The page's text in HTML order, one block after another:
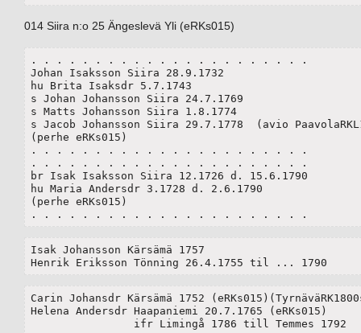
014 Siira n:o 25 Ängeslevä Yli (eRKs015)
. . . . . . . . . . . . . . . . . . . . . .
Johan Isaksson Siira 28.9.1732
hu Brita Isaksdr 5.7.1743
s Johan Johansson Siira 24.7.1769
s Matts Johansson Siira 1.8.1774
s Jacob Johansson Siira 29.7.1778  (avio
(perhe eRKs015)
. . . . . . . . . . . . . . . . . . . . . .
. . . . . . . . . . . . . . . . . . . . . .
br Isak Isaksson Siira 12.1726 d. 15.6.1790
hu Maria Andersdr 3.1728 d. 2.6.1790
(perhe eRKs015)
. . . . . . . . . . . . . . . . . . . . . .
Isak Johansson Kärsämä 1757
Henrik Eriksson Tönning 26.4.1755 til ... 1790
Carin Johansdr Kärsämä 1752
Helena Andersdr Haapaniemi 20.7.1765 (eRKs015)
		ifr Limingå 1786 till Temmes 1792